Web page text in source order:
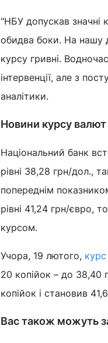
"НБУ допускав значні
обидва боки. На нашу
курсу гривні.
інтервенції, але з
аналітики.
Новини курсу валют
Національний банк
рівні 38,28 грн/дол.,
попереднім
рівні 41,24 грн/євро,
курсом.
Учора, 19 лютого,
20 копійок – до 38,40
копійок і становив
Вас також можуть